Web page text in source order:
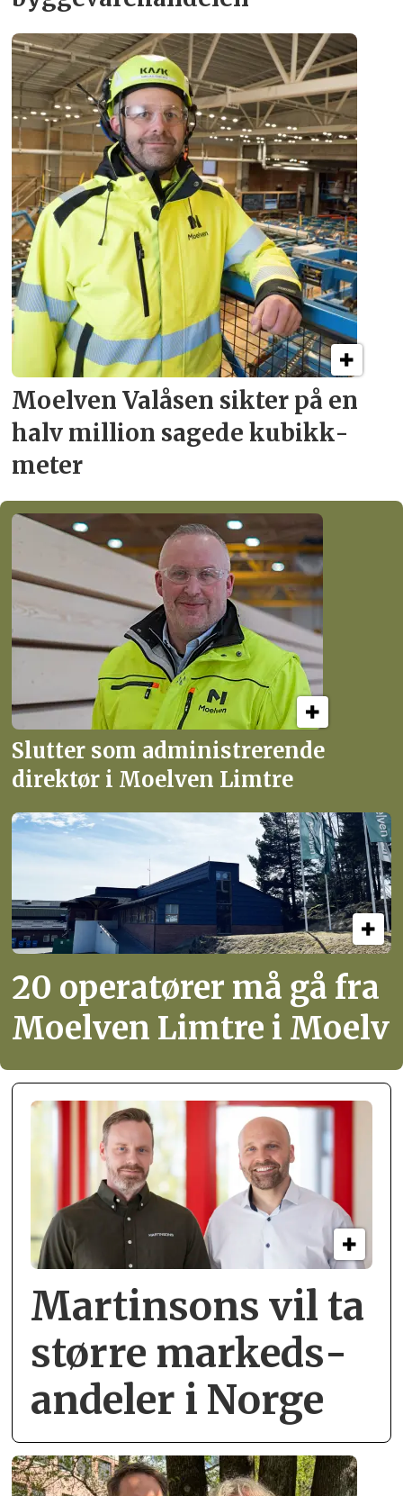
Moelven Valåsen sikter på en
halv million sagede kubikk­
meter
Slutter som administrerende
direktør i Moelven Limtre
20 operatører må gå fra
Moelven Limtre i Moelv
Martinsons vil ta
større markeds­
andeler i Norge